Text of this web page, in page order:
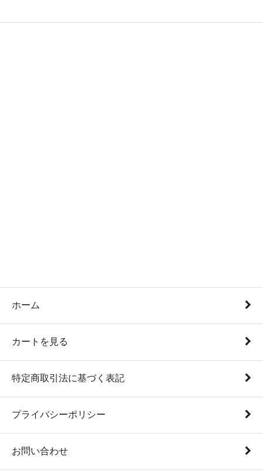
ホーム
カートを見る
特定商取引法に基づく表記
プライバシーポリシー
お問い合わせ